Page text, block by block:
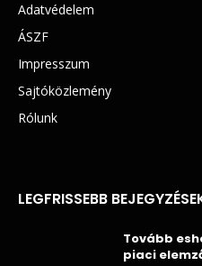
Adatvédelem
ÁSZF
Impresszum
Sajtóközlemény
Rólunk
LEGFRISSEBB
Tovább
piaci